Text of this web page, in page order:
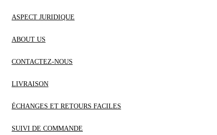
ASPECT JURIDIQUE
ABOUT US
CONTACTEZ-NOUS
LIVRAISON
ÉCHANGES ET RETOURS FACILES
SUIVI DE COMMANDE